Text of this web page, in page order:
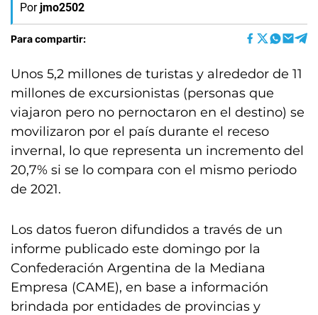
Por jmo2502
Para compartir:
Unos 5,2 millones de turistas y alrededor de 11
millones de excursionistas (personas que
viajaron pero no pernoctaron en el destino) se
movilizaron por el país durante el receso
invernal, lo que representa un incremento del
20,7% si se lo compara con el mismo periodo
de 2021.
Los datos fueron difundidos a través de un
informe publicado este domingo por la
Confederación Argentina de la Mediana
Empresa (CAME), en base a información
brindada por entidades de provincias y